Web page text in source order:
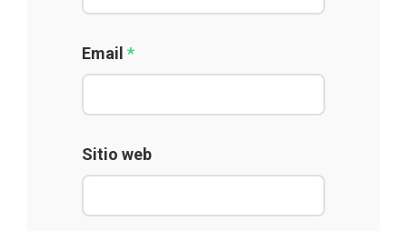
Email *
Sitio web